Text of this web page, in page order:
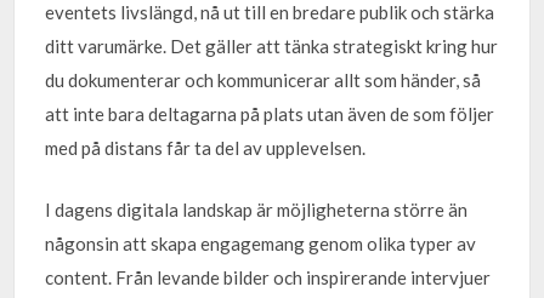
eventets livslängd, nå ut till en bredare publik och stärka
ditt varumärke. Det gäller att tänka strategiskt kring hur
du dokumenterar och kommunicerar allt som händer, så
att inte bara deltagarna på plats utan även de som följer
med på distans får ta del av upplevelsen.
I dagens digitala landskap är möjligheterna större än
någonsin att skapa engagemang genom olika typer av
content. Från levande bilder och inspirerande intervjuer